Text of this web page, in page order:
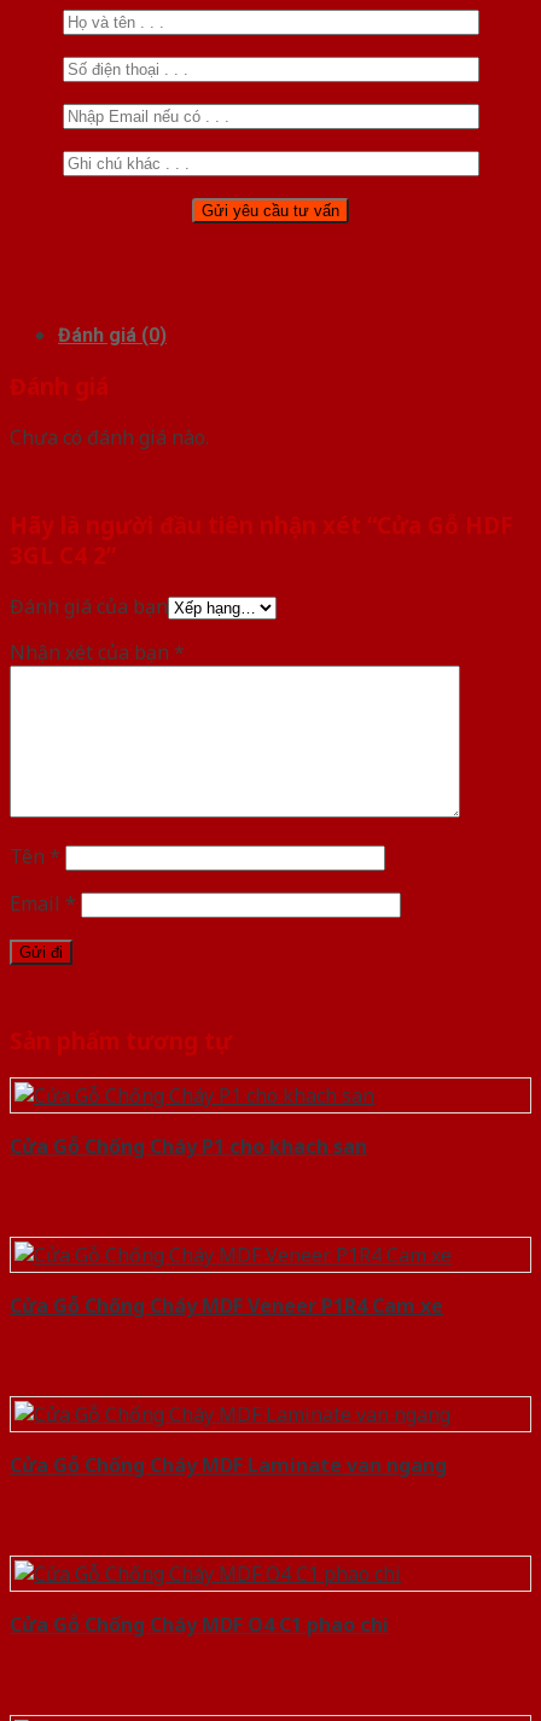
Đánh giá (0)
Đánh giá
Chưa có đánh giá nào.
Hãy là người đầu tiên nhận xét “Cửa Gỗ HDF
3GL C4 2”
Đánh giá của bạn
Nhận xét của bạn *
Tên *
Email *
Sản phẩm tương tự
Cửa Gỗ Chống Cháy P1 cho khach san
Cửa Gỗ Chống Cháy MDF Veneer P1R4 Cam xe
Cửa Gỗ Chống Cháy MDF Laminate van ngang
Cửa Gỗ Chống Cháy MDF O4 C1 phao chi